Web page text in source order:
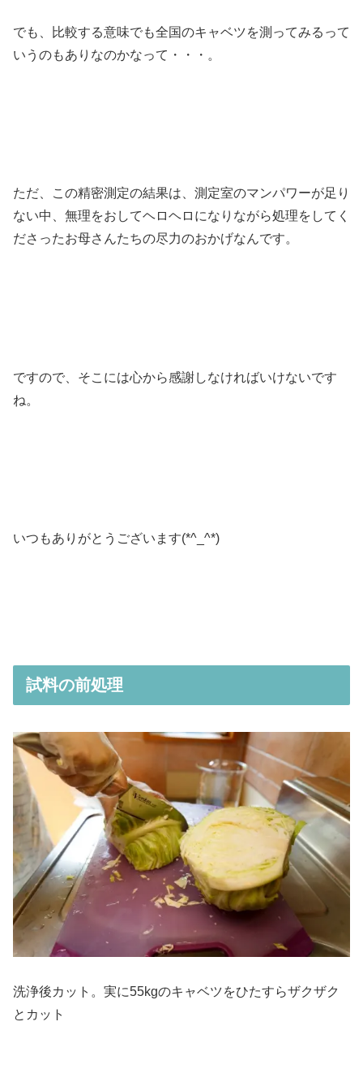
でも、比較する意味でも全国のキャベツを測ってみるって
いうのもありなのかなって・・・。
ただ、この精密測定の結果は、測定室のマンパワーが足り
ない中、無理をおしてヘロヘロになりながら処理をしてく
ださったお母さんたちの尽力のおかげなんです。
ですので、そこには心から感謝しなければいけないです
ね。
いつもありがとうございます(*^_^*)
試料の前処理
洗浄後カット。実に55kgのキャベツをひたすらザクザク
とカット